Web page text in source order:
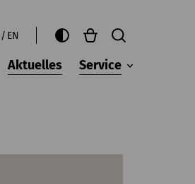
EN
Aktuelles Service